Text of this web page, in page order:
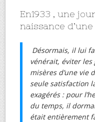
En1933 , une
naissance
Désormais, il lui
vénérait, éviter
misères d’une vie
seule satisfaction
exagérés : pour
du temps, il
était entièrement